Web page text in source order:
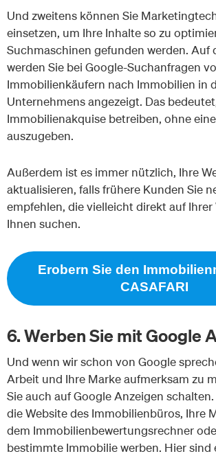
Und zweitens können Sie
einsetzen, um Ihre Inhalte so zu
Suchmaschinen gefunden werden. Auf
werden Sie bei Google-Suchanfragen
Immobilienkäufern nach Immobilien in
Unternehmens angezeigt. Das
Immobilienakquise betreiben, ohne
auszugeben.
Außerdem ist es immer nützlich, Ihre
aktualisieren, falls frühere Kunden Sie
empfehlen, die vielleicht direkt auf Ihrer
Ihnen suchen.
Erobern Sie den
CASAFARI
6. Werben Sie mit Google
Und wenn wir schon von Google
Arbeit und Ihre Marke aufmerksam zu
Sie auch auf Google Anzeigen
die Website des Immobilienbüros, Ihre
dem Immobilienbewertungsrechner
bestimmte Immobilie werben. Hier sind